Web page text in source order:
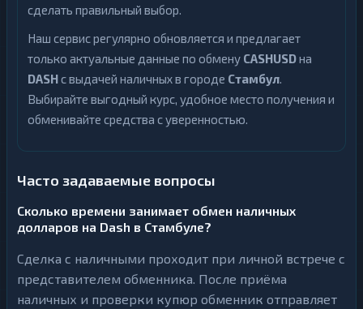
сделать правильный выбор.
Наш сервис регулярно обновляется и предлагает
только актуальные данные по обмену CASHUSDна
DASHс выдачей наличных в городе Стамбул.
Выбирайте выгодный курс, удобное место получения и
обменивайте средства с уверенностью.
Часто задаваемые вопросы
Сколько времени занимает обмен наличных
долларов на Dash в Стамбуле?
Сделка с наличными проходит при личной встрече с
представителем обменника. После приёма
наличных и проверки купюр обменник отправляет